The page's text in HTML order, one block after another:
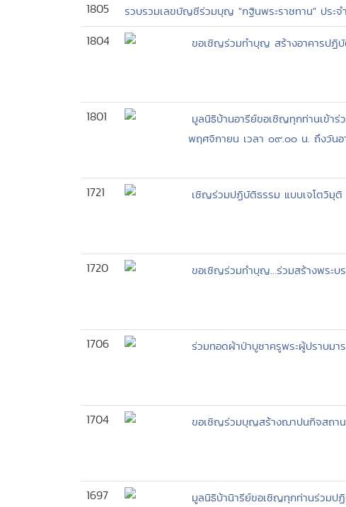
1805 รวบรวมเลขบัญชีร่วมบุญ "กฐินพระราชทาน" ประ
1804
ขอเชิญร่วมทำบุญ สร้างอาคารปฏิ
1801
มูลนิธิบ้านอารีย์ขอเชิญทุกท่านเข้า
พฤศจิกายน เวลา ๐๙.๐๐ น. ถึงวัน
1721 เชิญร่วมปฏิบัติธรรม แบบเจโตวิ
1720 ขอเชิญร่วมทำบุญ...ร่วมสร้างพระ
1706 ร่วมทอดผ้าป่าบูชาครูพระผู้ปราบม
1704 ขอเชิญร่วมบุญสร้างฌาปนกิจสถาน
1697
มูลนิธิบ้านิารีย์ขอเชิญทุกท่านร่วมป